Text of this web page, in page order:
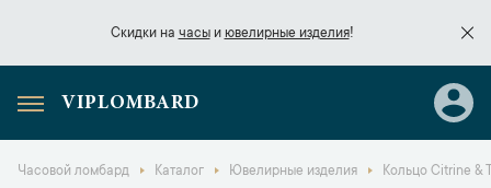
Скидки на часыи ювелирные изделия!
Скидки начасы
VIPLOMBARD
Часовой ломбард Каталог Ювелирные изделия Кольцо Citrine &